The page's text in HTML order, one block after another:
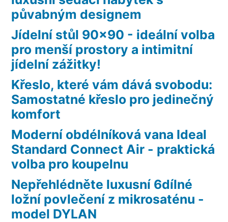
půvabným designem
Jídelní stůl 90×90 - ideální volba
pro menší prostory a intimitní
jídelní zážitky!
Křeslo, které vám dává svobodu:
Samostatné křeslo pro jedinečný
komfort
Moderní obdélníková vana Ideal
Standard Connect Air - praktická
volba pro koupelnu
Nepřehlédněte luxusní 6dílné
ložní povlečení z mikrosaténu -
model DYLAN